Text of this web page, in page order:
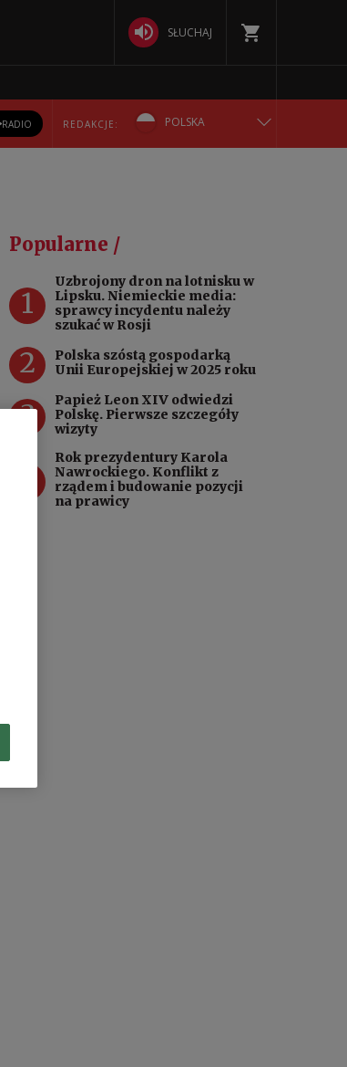
SŁUCHAJ
RADIO REDAKCJE: POLSKA
РУССКИЙ
УКРАЇНСЬКА
Popularne /
1
Uzbrojony dron na lotnisku w
Lipsku. Niemieckie media:
sprawcy incydentu należy
szukać w Rosji
2
Polska szóstą gospodarką
Unii Europejskiej w 2025 roku
3
Papież Leon XIV odwiedzi
Polskę. Pierwsze szczegóły
wizyty
Rok prezydentury Karola
Nawrockiego. Konflikt z
rządem i budowanie pozycji
na prawicy